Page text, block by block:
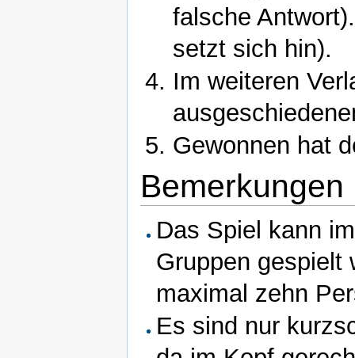
falsche
setzt sich hin).
Im weiteren
Gewonnen hat
Bemerkungen
Das Spiel kann
Gruppen gespielt
maximal zehn
Es sind nur